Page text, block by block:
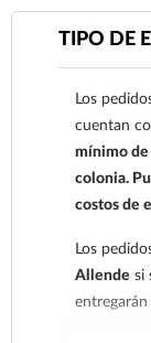
peinado
Su
de
Para esta
nuestro
TIPO DE
Los
cuentan
mínimo
colonia.
costos de
Los
Allende si